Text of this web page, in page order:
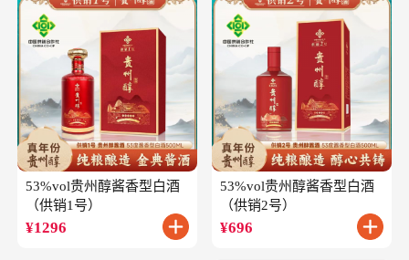
53%vol贵州醇酱香型白酒
（供销1号）
¥1296
53%vol贵州醇酱香型白酒
（供销2号）
¥696